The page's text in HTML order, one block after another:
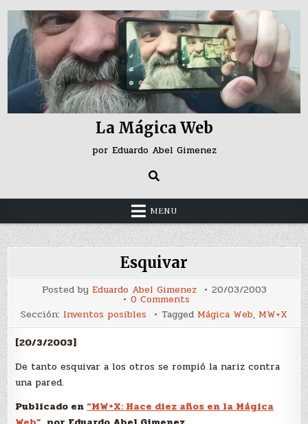
Skip
content
La Mágica Web
por Eduardo Abel Gimenez
MENU
Esquivar
Posted by Eduardo Abel Gimenez 20/03/2003
0 Commentson
Esquivar
Sección: Inventos posibles Tagged Mágica Web, MW+X
[20/3/2003]
De tanto esquivar a los otros se rompió la nariz contra
una pared.
Publicado en“MW+X: Hace diez años en la Mágica